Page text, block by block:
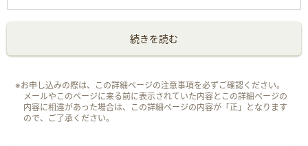
続きを読む
※お申し込みの際は、この詳細ページの注意事項を必ずご確認ください。
メールやこのページに来る前に表示されていた内容とこの詳細ページの
内容に相違があった場合は、この詳細ページの内容が「正」となります
ので、ご了承ください。